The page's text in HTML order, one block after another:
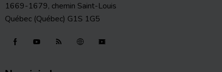
1669-1679, chemin Saint-Louis
Québec (Québec) G1S 1G5